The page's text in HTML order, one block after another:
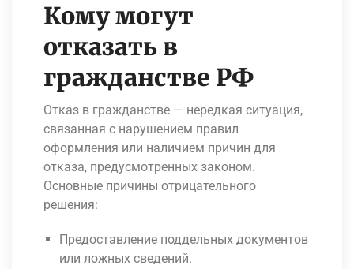
Кому могут
отказать в
гражданстве РФ
Отказ в гражданстве — нередкая ситуация,
связанная с нарушением правил
оформления или наличием причин для
отказа, предусмотренных законом.
Основные причины отрицательного
решения:
Предоставление поддельных документов
или ложных сведений.